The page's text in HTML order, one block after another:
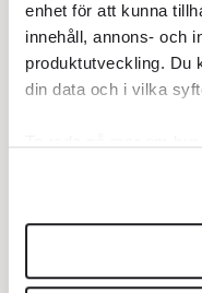
enhet för att kunna
innehåll, annons- och
produktutveckling. Du
din data och i vilka
ändra eller dra
cookie-förklaringen.
Vi använder
är enligt
klargöra att
Ryssland. Dels
europeiska
För att
försöka visa att
och Ryska